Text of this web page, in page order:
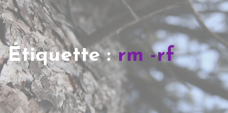
Étiquette :rm -rf